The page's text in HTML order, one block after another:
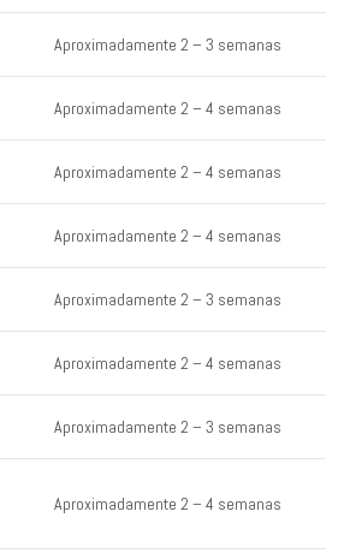
Aproximadamente 2 – 3 semanas
Aproximadamente 2 – 4 semanas
Aproximadamente 2 – 4 semanas
Aproximadamente 2 – 4 semanas
Aproximadamente 2 – 3 semanas
Aproximadamente 2 – 4 semanas
Aproximadamente 2 – 3 semanas
Aproximadamente 2 – 4 semanas